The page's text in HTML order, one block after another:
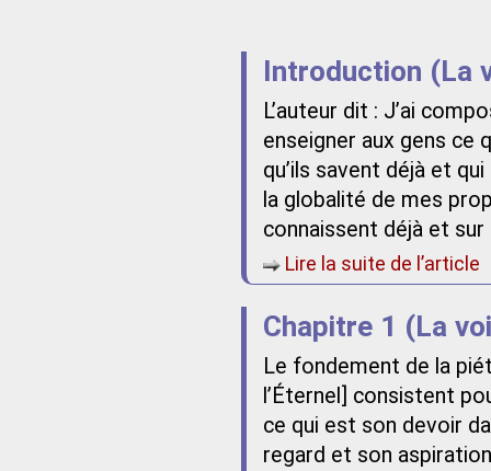
Introduction (La
L’auteur dit : J’ai
enseigner aux gens ce
qu’ils savent déjà et
la globalité de mes
connaissent déjà et sur
Lire la suite de l’article
Chapitre 1 (La
Le fondement de la
l’Éternel] consistent
ce qui est son devoir
regard et son